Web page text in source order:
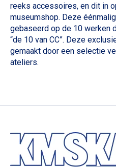
reeks accessoires, en dit in
museumshop. Deze
gebaseerd op de 10 werken
“de 10 van CC”. Deze
gemaakt door een selectie
ateliers.